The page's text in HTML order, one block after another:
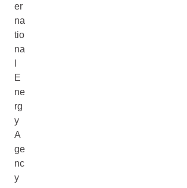
er
na
tio
na
E
ne
rg
y
A
ge
nc
y